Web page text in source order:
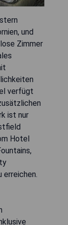
und
Zimmer
verfügt
ist nur
Hotel
erreichen.